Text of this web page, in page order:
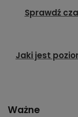
Sprawdź
Jaki jest
Ważne